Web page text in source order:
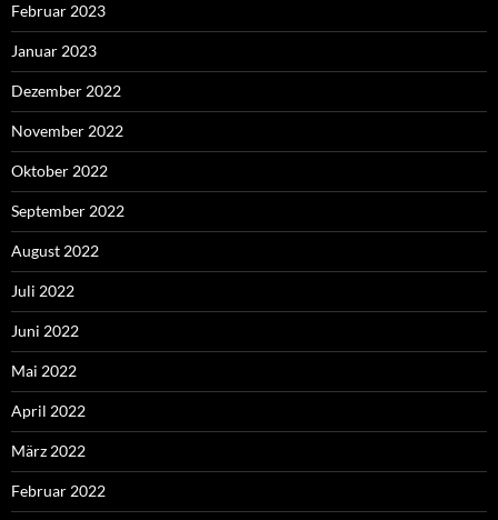
Februar 2023
Januar 2023
Dezember 2022
November 2022
Oktober 2022
September 2022
August 2022
Juli 2022
Juni 2022
Mai 2022
April 2022
März 2022
Februar 2022